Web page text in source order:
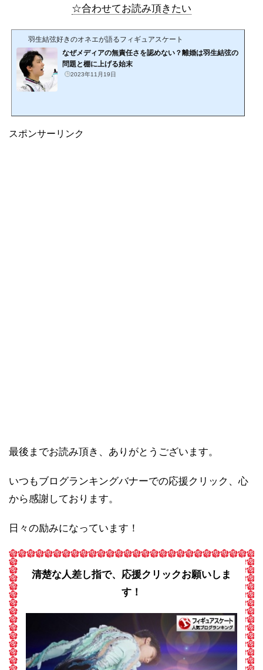
☆合わせてお読み頂きたい
羽生結弦好きのオネエが語るフィギュアスケート
なぜメディアの無責任さを認めない？離婚は羽生結弦の
問題と棚に上げる始末
2023年11月19日
スポンサーリンク
最後までお読み頂き、ありがとうございます。
いつもブログランキングバナーでの応援クリック、心
から感謝しております。
日々の励みになっています！
清楚な人差し指で、応援クリックお願いしま
す！